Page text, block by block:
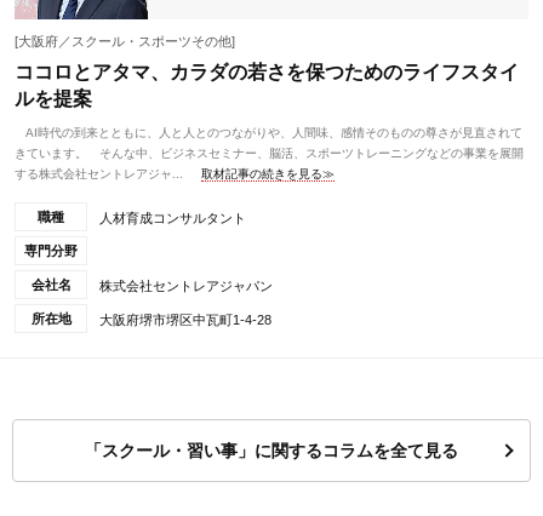
[大阪府／スクール・スポーツその他]
ココロとアタマ、カラダの若さを保つためのライフスタイ
ルを提案
AI時代の到来とともに、人と人とのつながりや、人間味、感情そのものの尊さが見直されて
きています。 そんな中、ビジネスセミナー、脳活、スポーツトレーニングなどの事業を展開
する株式会社セントレアジャ...
取材記事の続きを見る≫
職種 人材育成コンサルタント
専門分野
会社名 株式会社セントレアジャパン
所在地 大阪府堺市堺区中瓦町1-4-28
「スクール・習い事」に関するコラムを全て見る